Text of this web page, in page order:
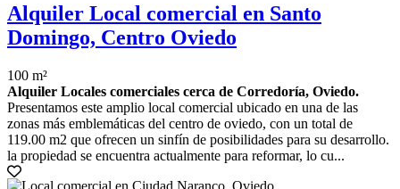
Alquiler Local comercial en Santo
Domingo, Centro Oviedo
100 m²
Alquiler Locales comerciales cerca de Corredoría, Oviedo.
Presentamos este amplio local comercial ubicado en una de las
zonas más emblemáticas del centro de oviedo, con un total de
119.00 m2 que ofrecen un sinfín de posibilidades para su desarrollo.
la propiedad se encuentra actualmente para reformar, lo cu...